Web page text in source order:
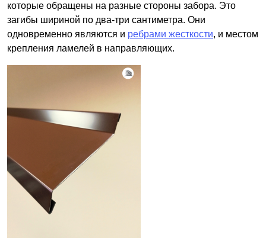
которые обращены на разные стороны забора. Это
загибы шириной по два-три сантиметра. Они
одновременно являются и ребрами жесткости, и местом
крепления ламелей в направляющих.